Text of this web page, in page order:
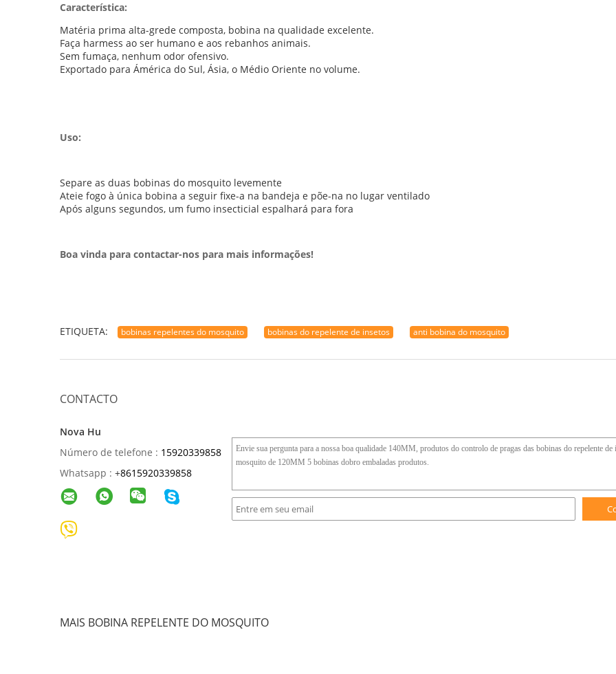
Característica:
Matéria prima alta-grede composta, bobina na qualidade excelente.
Faça harmess ao ser humano e aos rebanhos animais.
Sem fumaça, nenhum odor ofensivo.
Exportado para Ámérica do Sul, Ásia, o Médio Oriente no volume.
Uso:
Separe as duas bobinas do mosquito levemente
Ateie fogo à única bobina a seguir fixe-a na bandeja e põe-na no lugar ventilado
Após alguns segundos, um fumo insecticial espalhará para fora
Boa vinda para contactar-nos para mais informações!
ETIQUETA: bobinas repelentes do mosquito bobinas do repelente de insetos anti bobina do mosquito
CONTACTO
Nova Hu
Número de telefone : 15920339858
Whatsapp : +8615920339858
MAIS BOBINA REPELENTE DO MOSQUITO